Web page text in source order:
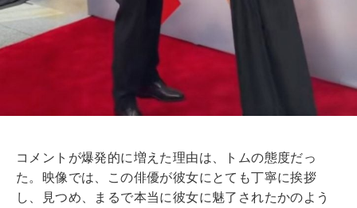
コメントが爆発的に増えた理由は、トムの態度だっ
た。映像では、この俳優が彼女にとても丁寧に挨拶
し、見つめ、まるで本当に彼女に魅了されたかのよう